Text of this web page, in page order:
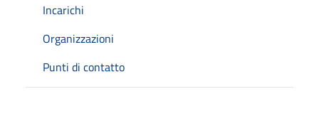
Incarichi
Organizzazioni
Punti di contatto